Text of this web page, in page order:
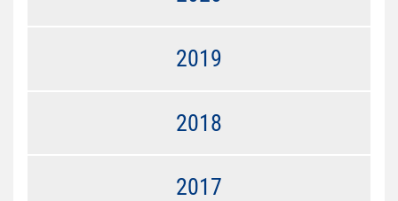
2019
2018
2017